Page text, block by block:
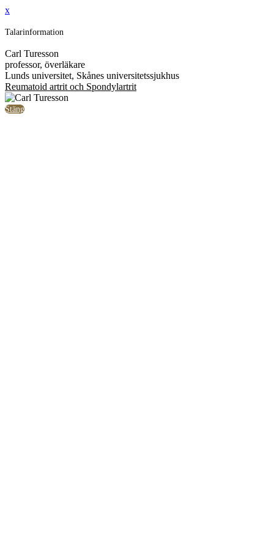
x
Talarinformation
Carl Turesson
professor, överläkare
Lunds universitet, Skånes universitetssjukhus
Reumatoid artrit och Spondylartrit
Stäng